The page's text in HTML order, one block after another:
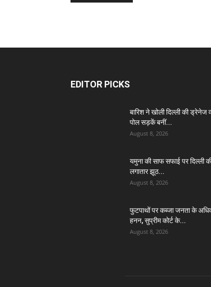
EDITOR PICKS
बारिश ने खोली दिल्ली की ड्रेनेज
पोल सड़कें बनीं...
August 8, 2026
यमुना की साफ सफाई पर दिल्ली
लगातार झूठ...
August 8, 2026
फुटपाथों पर कब्जा जनता के
हनन, सुप्रीम कोर्ट के...
August 8, 2026